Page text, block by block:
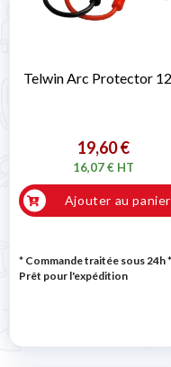
Telwin Arc Protector
19,60 €
16,07 € HT
Ajouter au panier
* Commande traitée sous 24h*
Prêt pour l'expédition